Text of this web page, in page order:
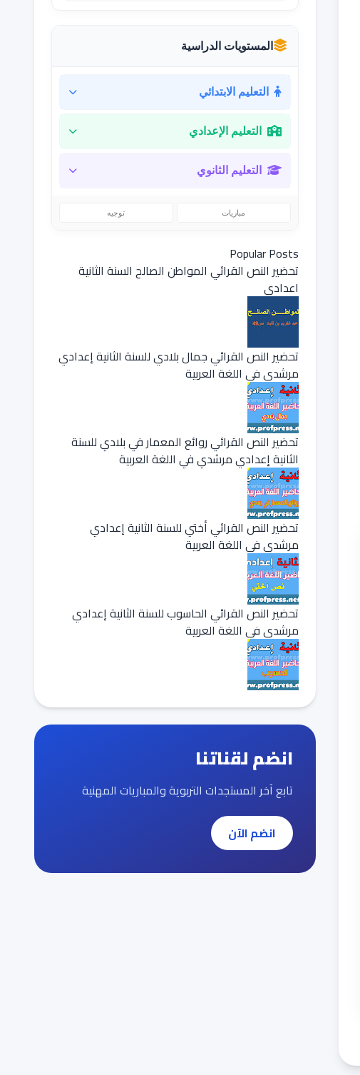
المستويات الدراسية
التعليم الابتدائي
التعليم الإعدادي
التعليم الثانوي
مباريات توجيه
Popular Posts
تحضير النص القرائي المواطن الصالح السنة الثانية
اعدادي
تحضير النص القرائي جمال بلادي للسنة الثانية إعدادي
مرشدي في اللغة العربية
تحضير النص القرائي روائع المعمار في بلادي للسنة
الثانية إعدادي مرشدي في اللغة العربية
تحضير النص القرائي أختي للسنة الثانية إعدادي
مرشدي في اللغة العربية
تحضير النص القرائي الحاسوب للسنة الثانية إعدادي
مرشدي في اللغة العربية
انضم لقناتنا
تابع آخر المستجدات التربوية والمباريات المهنية
انضم الآن